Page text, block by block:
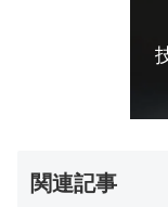
関連記事